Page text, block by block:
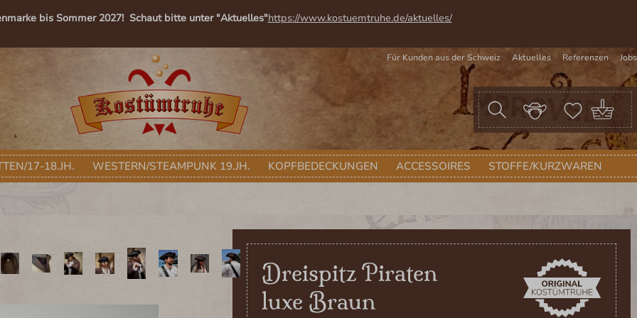
bis Sommer 2027! Schaut bitte unter "Aktuelles"https://www.kostuemtruhe.de/aktuelles/
Für Kunden aus der Schweiz Aktuelles Referenzen Jobs
17-18.JH. WESTERN/STEAMPUNK 19.JH. KOPFBEDECKUNGEN ACCESSOIRES STOFFE/KURZWAREN
Dreispitz Piraten
luxe Braun